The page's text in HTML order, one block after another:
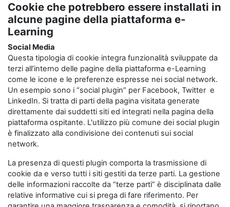
Cookie che potrebbero essere installati in
alcune pagine della piattaforma e-
Learning
Social Media
Questa tipologia di cookie integra funzionalità sviluppate da
terzi all’interno delle pagine della piattaforma e-Learning
come le icone e le preferenze espresse nei social network.
Un esempio sono i “social plugin” per Facebook, Twitter e
LinkedIn. Si tratta di parti della pagina visitata generate
direttamente dai suddetti siti ed integrati nella pagina della
piattaforma ospitante. L'utilizzo più comune dei social plugin
è finalizzato alla condivisione dei contenuti sui social
network.
La presenza di questi plugin comporta la trasmissione di
cookie da e verso tutti i siti gestiti da terze parti. La gestione
delle informazioni raccolte da “terze parti” è disciplinata dalle
relative informative cui si prega di fare riferimento. Per